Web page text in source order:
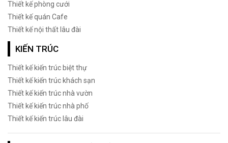
Thiết kế phòng cưới
Thiết kế quán Cafe
Thiết kế nội thất lâu đài
KIẾN TRÚC
Thiết kế kiến trúc biệt thự
Thiết kế kiến trúc khách sạn
Thiết kế kiến trúc nhà vườn
Thiết kế kiến trúc nhà phố
Thiết kế kiến trúc lâu đài